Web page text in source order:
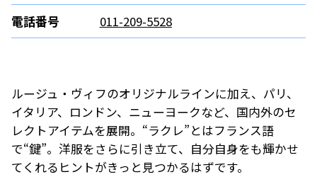
電話番号
011-209-5528
ルージュ・ヴィフのオリジナルラインに加え、パリ、
イタリア、ロンドン、ニューヨークなど、国内外のセ
レクトアイテムを展開。“ラクレ”とはフランス語
で“鍵”。洋服をさらに引き立て、自分自身をも輝かせ
てくれるヒントがきっと見つかるはずです。